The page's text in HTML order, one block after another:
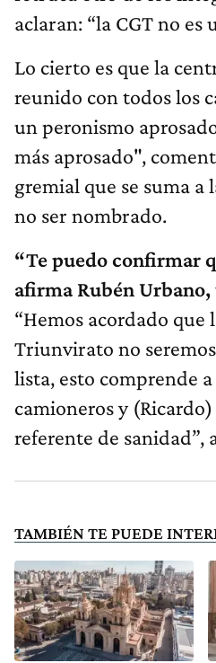
aclaran: “la CGT no es
Lo cierto es que la
reunido con todos los
un peronismo
más aprosado",
gremial que se suma a
no ser nombrado.
“Te puedo confirmar
afirma Rubén
“Hemos acordado
Triunvirato no
lista, esto comprende
camioneros y
referente de sanidad”,
TAMBIÉN TE PUEDE